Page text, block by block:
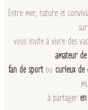
Entre mer, nature et
vous invite à vivre des
amateur
fan de sport ou curieux de
à partager